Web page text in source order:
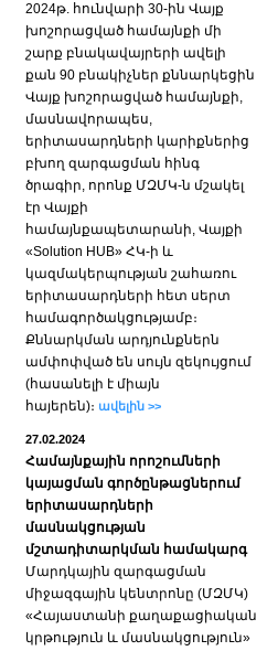
2024թ. հունվարի 30-ին Վայք
խոշորացված համայնքի մի
շարք բնակավայրերի ավելի
քան 90 բնակիչներ քննարկեցին
Վայք խոշորացված համայնքի,
մասնավորապես,
երիտասարդների կարիքներից
բխող զարգացման հինգ
ծրագիր, որոնք ՄԶՄԿ-ն մշակել
էր Վայքի
համայնքապետարանի, Վայքի
«Solution HUB» ՀԿ-ի և
կազմակերպության շահառու
երիտասարդների հետ սերտ
համագործակցությամբ։
Քննարկման արդյունքներն
ամփոփված են սույն զեկույցում
(հասանելի է միայն
հայերեն)։ ավելին >>
27.02.2024
Համայնքային որոշումների
կայացման գործընթացներում
երիտասարդների
մասնակցության
մշտադիտարկման համակարգ
Մարդկային զարգացման
միջազգային կենտրոնը (ՄԶՄԿ)
«Հայաստանի քաղաքացիական
կրթություն և մասնակցություն»